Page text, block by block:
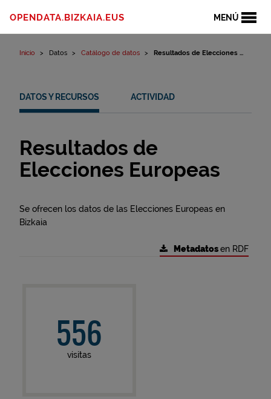
MENÚ
OPENDATA.BIZKAIA.EUS
Inicio Datos Catálogo de datos Resultados de Elecciones ...
DATOS Y RECURSOS ACTIVIDAD
Resultados de
Elecciones Europeas
Se ofrecen los datos de las Elecciones Europeas en
Bizkaia
Metadatosen RDF
556
visitas